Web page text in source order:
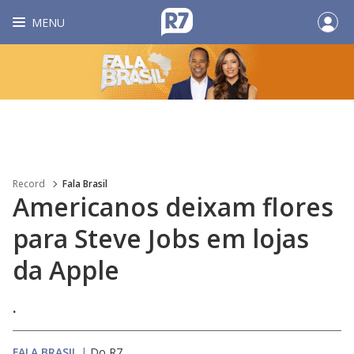
MENU
Record Fala Brasil
Americanos deixam flores
para Steve Jobs em lojas
da Apple
.